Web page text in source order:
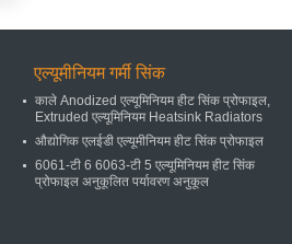
एल्यूमीनियम गर्मी सिंक
काले Anodized एल्यूमिनियम हीट सिंक प्रोफाइल,
Extruded एल्यूमिनियम Heatsink Radiators
औद्योगिक एलईडी एल्यूमीनियम हीट सिंक प्रोफाइल
6061-टी 6 6063-टी 5 एल्यूमिनियम हीट सिंक
प्रोफाइल अनुकूलित पर्यावरण अनुकूल